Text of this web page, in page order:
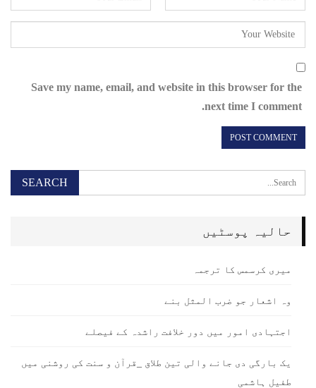
Save my name, email, and website in this browser for the
next time I comment.
حالیہ پوسٹیں
میری کرسمس کا ترجمہ
وہ اشعار جو ضرب المثل بنے
اجتہادی امور میں دور خلافت راشدہ کے فیصلے
یک بارگی دی جانے والی تین طلاق _قرآن و سنت کی روشنی میں
طفیل ہاشمی